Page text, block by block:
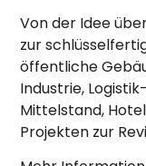
Von der Idee
zur
öffentliche
Industrie,
Mittelstand,
Projekten zur